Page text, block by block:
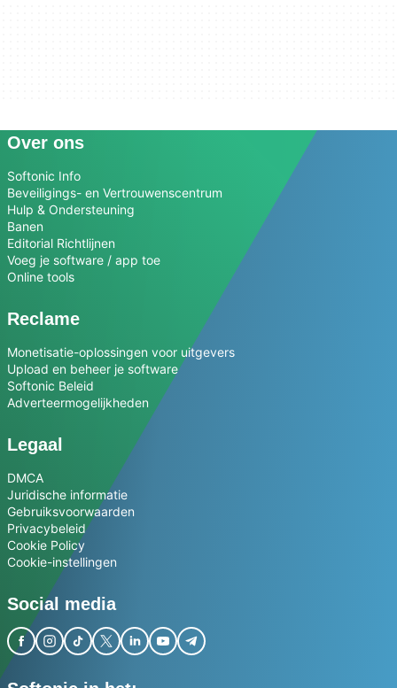
Over ons
Softonic Info
Beveiligings- en Vertrouwenscentrum
Hulp & Ondersteuning
Banen
Editorial Richtlijnen
Voeg je software / app toe
Online tools
Reclame
Monetisatie-oplossingen voor uitgevers
Upload en beheer je software
Softonic Beleid
Adverteermogelijkheden
Legaal
DMCA
Juridische informatie
Gebruiksvoorwaarden
Privacybeleid
Cookie Policy
Cookie-instellingen
Social media